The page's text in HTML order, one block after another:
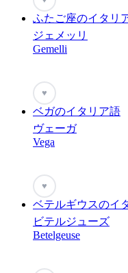
ふたご座のイタリ
ジェメッリ
Gemelli
♥
ベガのイタリア語
ヴェーガ
Vega
♥
ベテルギウスのイ
ビテルジューズ
Betelgeuse